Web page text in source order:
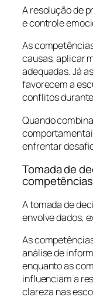
A resolução de
e controle
As
causas, aplicar
adequadas. Já
favorecem a
conflitos
Quando
enfrentar
Tomada de
A tomada de
envolve dados,
As
análise de
enquanto as
influenciam a
clareza nas